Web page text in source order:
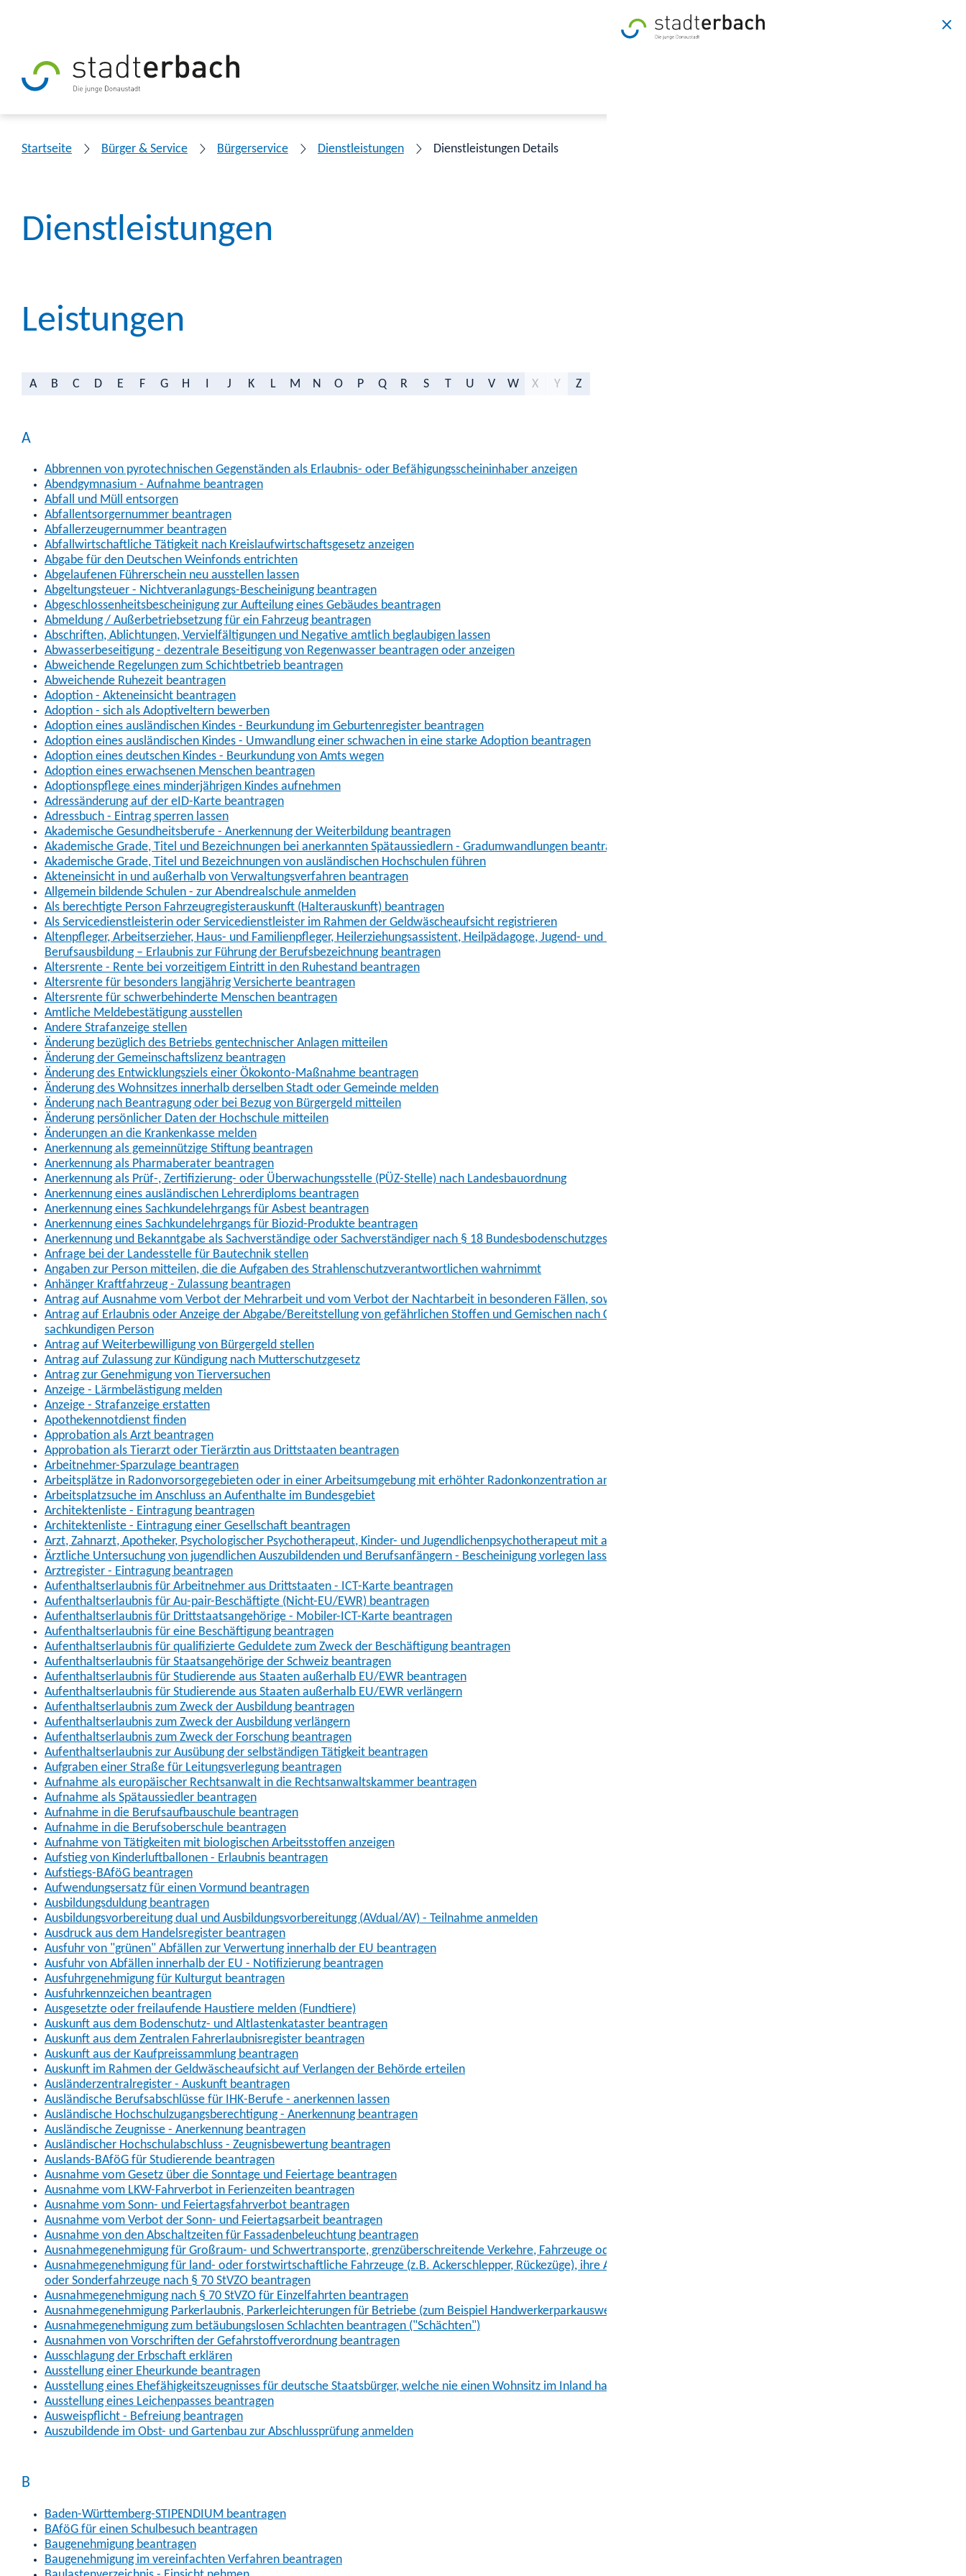
Startseite Bürger & Service Bürgerservice Dienstleistungen Dienstleistungen Details
Dienstleistungen
Leistungen
A B C D E F G H J K L M N O P Q R S T U V W X Y Z
A
Abbrennen von pyrotechnischen Gegenständen als Erlaubnis- oder Befähigungsscheininhaber anzeigen
Abendgymnasium - Aufnahme beantragen
Abfall und Müll entsorgen
Abfallentsorgernummer beantragen
Abfallerzeugernummer beantragen
Abfallwirtschaftliche Tätigkeit nach Kreislaufwirtschaftsgesetz anzeigen
Abgabe für den Deutschen Weinfonds entrichten
Abgelaufenen Führerschein neu ausstellen lassen
Abgeltungsteuer - Nichtveranlagungs-Bescheinigung beantragen
Abgeschlossenheitsbescheinigung zur Aufteilung eines Gebäudes beantragen
Abmeldung / Außerbetriebsetzung für ein Fahrzeug beantragen
Abschriften, Ablichtungen, Vervielfältigungen und Negative amtlich beglaubigen lassen
Abwasserbeseitigung - dezentrale Beseitigung von Regenwasser beantragen oder anzeigen
Abweichende Regelungen zum Schichtbetrieb beantragen
Abweichende Ruhezeit beantragen
Adoption - Akteneinsicht beantragen
Adoption - sich als Adoptiveltern bewerben
Adoption eines ausländischen Kindes - Beurkundung im Geburtenregister beantragen
Adoption eines ausländischen Kindes - Umwandlung einer schwachen in eine starke Adoption beantragen
Adoption eines deutschen Kindes - Beurkundung von Amts wegen
Adoption eines erwachsenen Menschen beantragen
Adoptionspflege eines minderjährigen Kindes aufnehmen
Adressänderung auf der eID-Karte beantragen
Adressbuch - Eintrag sperren lassen
Akademische Gesundheitsberufe - Anerkennung der Weiterbildung beantragen
Akademische Grade, Titel und Bezeichnungen bei anerkannten Spätaussiedlern - Gradumwandlungen beantragen
Akademische Grade, Titel und Bezeichnungen von ausländischen Hochschulen führen
Akteneinsicht in und außerhalb von Verwaltungsverfahren beantragen
Allgemein bildende Schulen - zur Abendrealschule anmelden
Als berechtigte Person Fahrzeugregisterauskunft (Halterauskunft) beantragen
Als Servicedienstleisterin oder Servicedienstleister im Rahmen der Geldwäscheaufsicht registrieren
Altenpfleger, Arbeitserzieher, Haus- und Familienpfleger, Heilerziehungsassistent, Heilpädagoge, Jugend- und Heimerzieher, Sozialarbeiter, Sozialpädagoge mit ausländischer
Berufsausbildung – Erlaubnis zur Führung der Berufsbezeichnung beantragen
Altersrente - Rente bei vorzeitigem Eintritt in den Ruhestand beantragen
Altersrente für besonders langjährig Versicherte beantragen
Altersrente für schwerbehinderte Menschen beantragen
Amtliche Meldebestätigung ausstellen
Andere Strafanzeige stellen
Änderung bezüglich des Betriebs gentechnischer Anlagen mitteilen
Änderung der Gemeinschaftslizenz beantragen
Änderung des Entwicklungsziels einer Ökokonto-Maßnahme beantragen
Änderung des Wohnsitzes innerhalb derselben Stadt oder Gemeinde melden
Änderung nach Beantragung oder bei Bezug von Bürgergeld mitteilen
Änderung persönlicher Daten der Hochschule mitteilen
Änderungen an die Krankenkasse melden
Anerkennung als gemeinnützige Stiftung beantragen
Anerkennung als Pharmaberater beantragen
Anerkennung als Prüf-, Zertifizierung- oder Überwachungsstelle (PÜZ-Stelle) nach Landesbauordnung
Anerkennung eines ausländischen Lehrerdiploms beantragen
Anerkennung eines Sachkundelehrgangs für Asbest beantragen
Anerkennung eines Sachkundelehrgangs für Biozid-Produkte beantragen
Anerkennung und Bekanntgabe als Sachverständige oder Sachverständiger nach § 18 Bundesbodenschutzgesetz
Anfrage bei der Landesstelle für Bautechnik stellen
Angaben zur Person mitteilen, die die Aufgaben des Strahlenschutzverantwortlichen wahrnimmt
Anhänger Kraftfahrzeug - Zulassung beantragen
Antrag auf Ausnahme vom Verbot der Mehrarbeit und vom Verbot der Nachtarbeit in besonderen Fällen, sowie der Art der Arbeit und dem Arbeitstempo
Antrag auf Erlaubnis oder Anzeige der Abgabe/Bereitstellung von gefährlichen Stoffen und Gemischen nach ChemVerbotsV sowie Änderungsanzeigen bei Wechsel der
sachkundigen Person
Antrag auf Weiterbewilligung von Bürgergeld stellen
Antrag auf Zulassung zur Kündigung nach Mutterschutzgesetz
Antrag zur Genehmigung von Tierversuchen
Anzeige - Lärmbelästigung melden
Anzeige - Strafanzeige erstatten
Apothekennotdienst finden
Approbation als Arzt beantragen
Approbation als Tierarzt oder Tierärztin aus Drittstaaten beantragen
Arbeitnehmer-Sparzulage beantragen
Arbeitsplätze in Radonvorsorgegebieten oder in einer Arbeitsumgebung mit erhöhter Radonkonzentration anmelden
Arbeitsplatzsuche im Anschluss an Aufenthalte im Bundesgebiet
Architektenliste - Eintragung beantragen
Architektenliste - Eintragung einer Gesellschaft beantragen
Arzt, Zahnarzt, Apotheker, Psychologischer Psychotherapeut, Kinder- und Jugendlichenpsychotherapeut mit ausländischer Berufsausbildung – Approbation beantragen
Ärztliche Untersuchung von jugendlichen Auszubildenden und Berufsanfängern - Bescheinigung vorlegen lassen
Arztregister - Eintragung beantragen
Aufenthaltserlaubnis für Arbeitnehmer aus Drittstaaten - ICT-Karte beantragen
Aufenthaltserlaubnis für Au-pair-Beschäftigte (Nicht-EU/EWR) beantragen
Aufenthaltserlaubnis für Drittstaatsangehörige - Mobiler-ICT-Karte beantragen
Aufenthaltserlaubnis für eine Beschäftigung beantragen
Aufenthaltserlaubnis für qualifizierte Geduldete zum Zweck der Beschäftigung beantragen
Aufenthaltserlaubnis für Staatsangehörige der Schweiz beantragen
Aufenthaltserlaubnis für Studierende aus Staaten außerhalb EU/EWR beantragen
Aufenthaltserlaubnis für Studierende aus Staaten außerhalb EU/EWR verlängern
Aufenthaltserlaubnis zum Zweck der Ausbildung beantragen
Aufenthaltserlaubnis zum Zweck der Ausbildung verlängern
Aufenthaltserlaubnis zum Zweck der Forschung beantragen
Aufenthaltserlaubnis zur Ausübung der selbständigen Tätigkeit beantragen
Aufgraben einer Straße für Leitungsverlegung beantragen
Aufnahme als europäischer Rechtsanwalt in die Rechtsanwaltskammer beantragen
Aufnahme als Spätaussiedler beantragen
Aufnahme in die Berufsaufbauschule beantragen
Aufnahme in die Berufsoberschule beantragen
Aufnahme von Tätigkeiten mit biologischen Arbeitsstoffen anzeigen
Aufstieg von Kinderluftballonen - Erlaubnis beantragen
Aufstiegs-BAföG beantragen
Aufwendungsersatz für einen Vormund beantragen
Ausbildungsduldung beantragen
Ausbildungsvorbereitung dual und Ausbildungsvorbereitungg (AVdual/AV) - Teilnahme anmelden
Ausdruck aus dem Handelsregister beantragen
Ausfuhr von "grünen" Abfällen zur Verwertung innerhalb der EU beantragen
Ausfuhr von Abfällen innerhalb der EU - Notifizierung beantragen
Ausfuhrgenehmigung für Kulturgut beantragen
Ausfuhrkennzeichen beantragen
Ausgesetzte oder freilaufende Haustiere melden (Fundtiere)
Auskunft aus dem Bodenschutz- und Altlastenkataster beantragen
Auskunft aus dem Zentralen Fahrerlaubnisregister beantragen
Auskunft aus der Kaufpreissammlung beantragen
Auskunft im Rahmen der Geldwäscheaufsicht auf Verlangen der Behörde erteilen
Ausländerzentralregister - Auskunft beantragen
Ausländische Berufsabschlüsse für IHK-Berufe - anerkennen lassen
Ausländische Hochschulzugangsberechtigung - Anerkennung beantragen
Ausländische Zeugnisse - Anerkennung beantragen
Ausländischer Hochschulabschluss - Zeugnisbewertung beantragen
Auslands-BAföG für Studierende beantragen
Ausnahme vom Gesetz über die Sonntage und Feiertage beantragen
Ausnahme vom LKW-Fahrverbot in Ferienzeiten beantragen
Ausnahme vom Sonn- und Feiertagsfahrverbot beantragen
Ausnahme vom Verbot der Sonn- und Feiertagsarbeit beantragen
Ausnahme von den Abschaltzeiten für Fassadenbeleuchtung beantragen
Ausnahmegenehmigung für Großraum- und Schwertransporte, grenzüberschreitende Verkehre, Fahrzeuge oder Fahrzeugkombinationen nach § 70 StVZO beantragen
Ausnahmegenehmigung für land- oder forstwirtschaftliche Fahrzeuge (z.B. Ackerschlepper, Rückezüge), ihre Anhänger, Arbeitsmaschinen (z.B. Gabelstapler, Mähdrescher)
oder Sonderfahrzeuge nach § 70 StVZO beantragen
Ausnahmegenehmigung nach § 70 StVZO für Einzelfahrten beantragen
Ausnahmegenehmigung Parkerlaubnis, Parkerleichterungen für Betriebe (zum Beispiel Handwerkerparkausweis)
Ausnahmegenehmigung zum betäubungslosen Schlachten beantragen ("Schächten")
Ausnahmen von Vorschriften der Gefahrstoffverordnung beantragen
Ausschlagung der Erbschaft erklären
Ausstellung einer Eheurkunde beantragen
Ausstellung eines Ehefähigkeitszeugnisses für deutsche Staatsbürger, welche nie einen Wohnsitz im Inland hatten
Ausstellung eines Leichenpasses beantragen
Ausweispflicht - Befreiung beantragen
Auszubildende im Obst- und Gartenbau zur Abschlussprüfung anmelden
B
Baden-Württemberg-STIPENDIUM beantragen
BAföG für einen Schulbesuch beantragen
Baugenehmigung beantragen
Baugenehmigung im vereinfachten Verfahren beantragen